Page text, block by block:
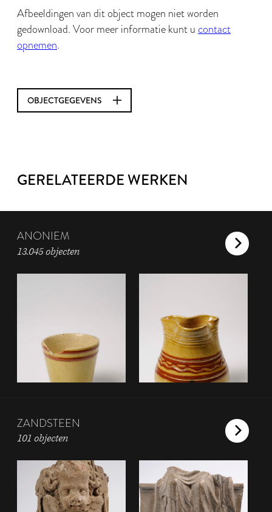
Afbeeldingen van dit object mogen niet worden
gedownload. Voor meer informatie kunt u contact
opnemen.
OBJECTGEGEVENS
GERELATEERDE WERKEN
ANONIEM
13.045 objecten
ZANDSTEEN
101 objecten